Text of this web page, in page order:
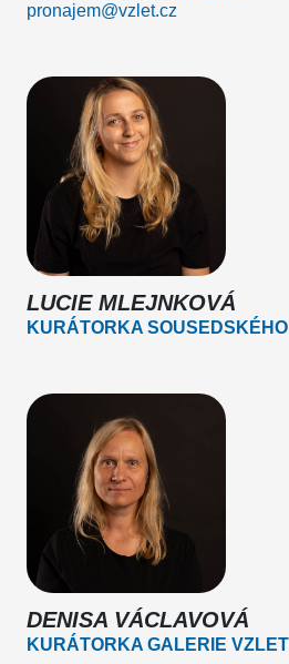
pronajem@vzlet.cz
LUCIE MLEJNKOVÁ
KURÁTORKA
DENISA VÁCLAVOVÁ
KURÁTORKA GALERIE VZLET